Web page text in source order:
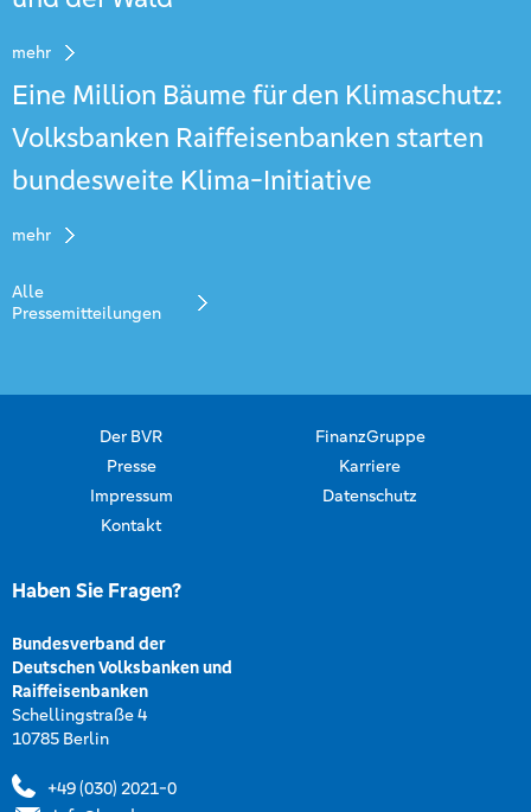
mehr
Eine Million Bäume für den Klimaschutz:
Volksbanken Raiffeisenbanken starten
bundesweite Klima-Initiative
mehr
Alle
Pressemitteilungen
Der BVR
FinanzGruppe
Presse
Karriere
Impressum
Datenschutz
Kontakt
Haben Sie Fragen?
Bundesverband der
Deutschen Volksbanken und
Raiffeisenbanken
Schellingstraße 4
10785 Berlin
+49 (030) 2021-0